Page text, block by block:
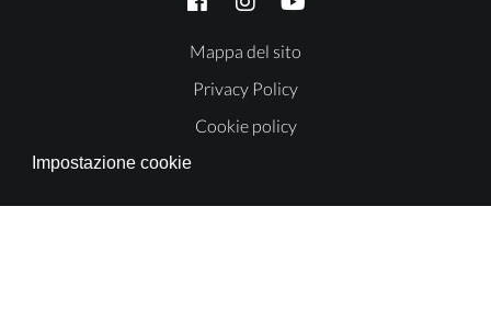
Mappa del sito
Privacy Policy
Cookie policy
Impostazione cookie